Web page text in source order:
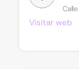
Visitar web